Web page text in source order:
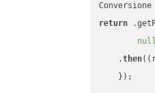
return
null
    .
then(
    });